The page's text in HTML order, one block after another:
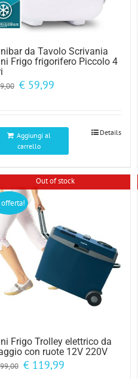
da Tavolo Scrivania
Frigo frigorifero Piccolo 4
Il
€ 89,00.
€59,99Il
€ 59,99.
Aggiungi al
carrello
Details
Out of stock
Frigo Trolley elettrico da
con ruote 12V 220V
Il
€119,99Il